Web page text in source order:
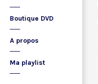
Boutique DVD
A propos
Ma playlist